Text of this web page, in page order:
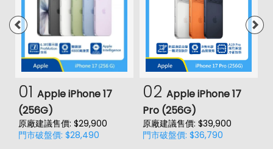
01 Apple iPhone 17
(256G)
原廠建議售價: $29,900
門市破盤價: $28,490
02 Apple iPhone 17
Pro (256G)
原廠建議售價: $39,900
門市破盤價: $36,790